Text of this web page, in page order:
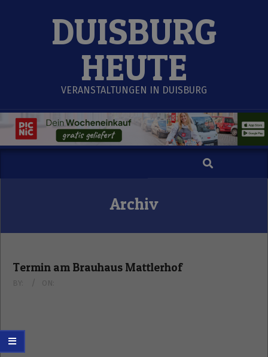
DUISBURG
HEUTE
VERANSTALTUNGEN IN DUISBURG
Search
Archiv
Termin am Brauhaus Mattlerhof
BY: ON: